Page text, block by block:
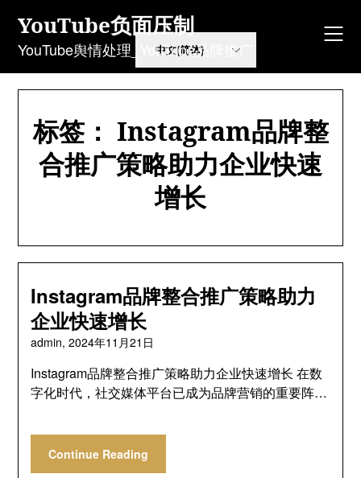
content
YouTube负面压制
YouTube舆情处理_YouTube品牌推广
标签： Instagram品牌整
合推广策略助力企业快速
增长
Instagram品牌整合推广策略助力
企业快速增长
admin,2024年11月21日
Instagram品牌整合推广策略助力企业快速增长 在数
字化时代，社交媒体平台已成为品牌营销的重要阵…
Continue Reading